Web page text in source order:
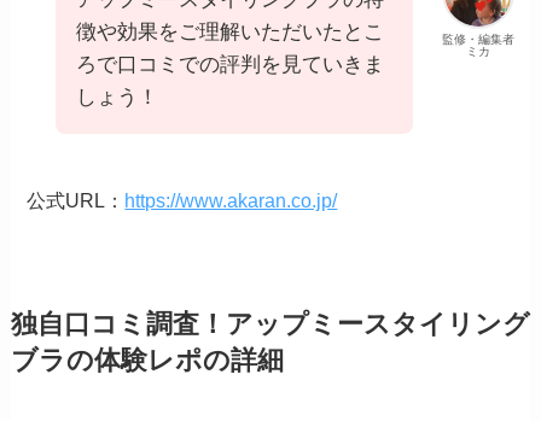
監修・編集者
ミカ
徴や効果をご理解いただいたとこ
ろで口コミでの評判を見ていきま
しょう！
公式URL： https://www.akaran.co.jp/
独自口コミ調査！アップミースタイリング
ブラの体験レポの詳細